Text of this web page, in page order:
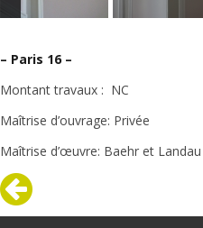
– Paris 16 –
Montant travaux : NC
Maîtrise d’ouvrage: Privée
Maîtrise d’œuvre: Baehr et